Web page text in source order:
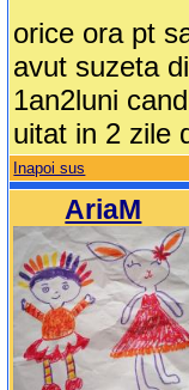
orice ora pt
avut suzeta
1an2luni
uitat in 2 zile
Inapoi sus
AriaM